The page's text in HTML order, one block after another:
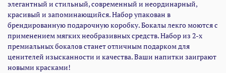
элегантный и стильный, современный и неординарный,
красивый и запоминающийся. Набор упакован в
брендированную подарочную коробку. Бокалы лекго моются с
применением мягких необразивных средств. Набор из 2-х
премиальных бокалов станет отличным подарком для
ценителей изысканности и качества. Ваши напитки заиграют
новыми красками!